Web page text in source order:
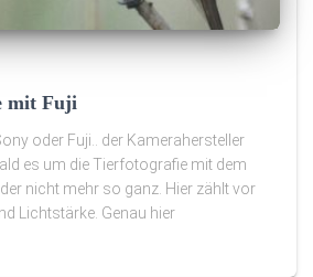
mit Fuji
oder Fuji.. der Kamerahersteller
es um die Tierfotografie mit dem
nicht mehr so ganz. Hier zählt vor
Lichtstärke. Genau hier